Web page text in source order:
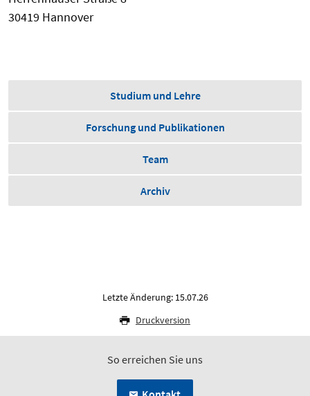
30419 Hannover
Studium und Lehre
Forschung und Publikationen
Team
Archiv
Letzte Änderung: 15.07.26
Druckversion
So erreichen Sie uns